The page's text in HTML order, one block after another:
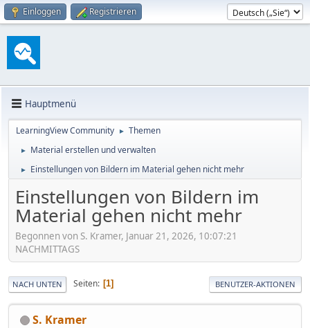
Einloggen Registrieren
Hauptmenü
LearningView Community ► Themen
► Material erstellen und verwalten
► Einstellungen von Bildern im Material gehen nicht mehr
Einstellungen von Bildern im
Material gehen nicht mehr
Begonnen von S. Kramer, Januar 21, 2026, 10:07:21
NACHMITTAGS
NACH UNTEN Seiten 1 BENUTZER-AKTIONEN
S. Kramer